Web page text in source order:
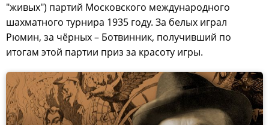
"живых") партий Московского международного
шахматного турнира 1935 году. За белых играл
Рюмин, за чёрных – Ботвинник, получивший по
итогам этой партии приз за красоту игры.